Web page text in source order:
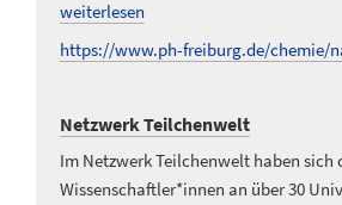
weiterlesen
https://www.ph-freiburg.de/chemie/
Netzwerk Teilchenwelt
Im Netzwerk Teilchenwelt haben sich
Wissenschaftler*innen an über 30